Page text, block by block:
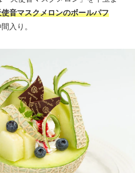
使音マスクメロンのボールパフ
入り。